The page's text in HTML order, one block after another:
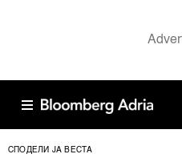
СПОДЕЛИ ЈА ВЕСТА